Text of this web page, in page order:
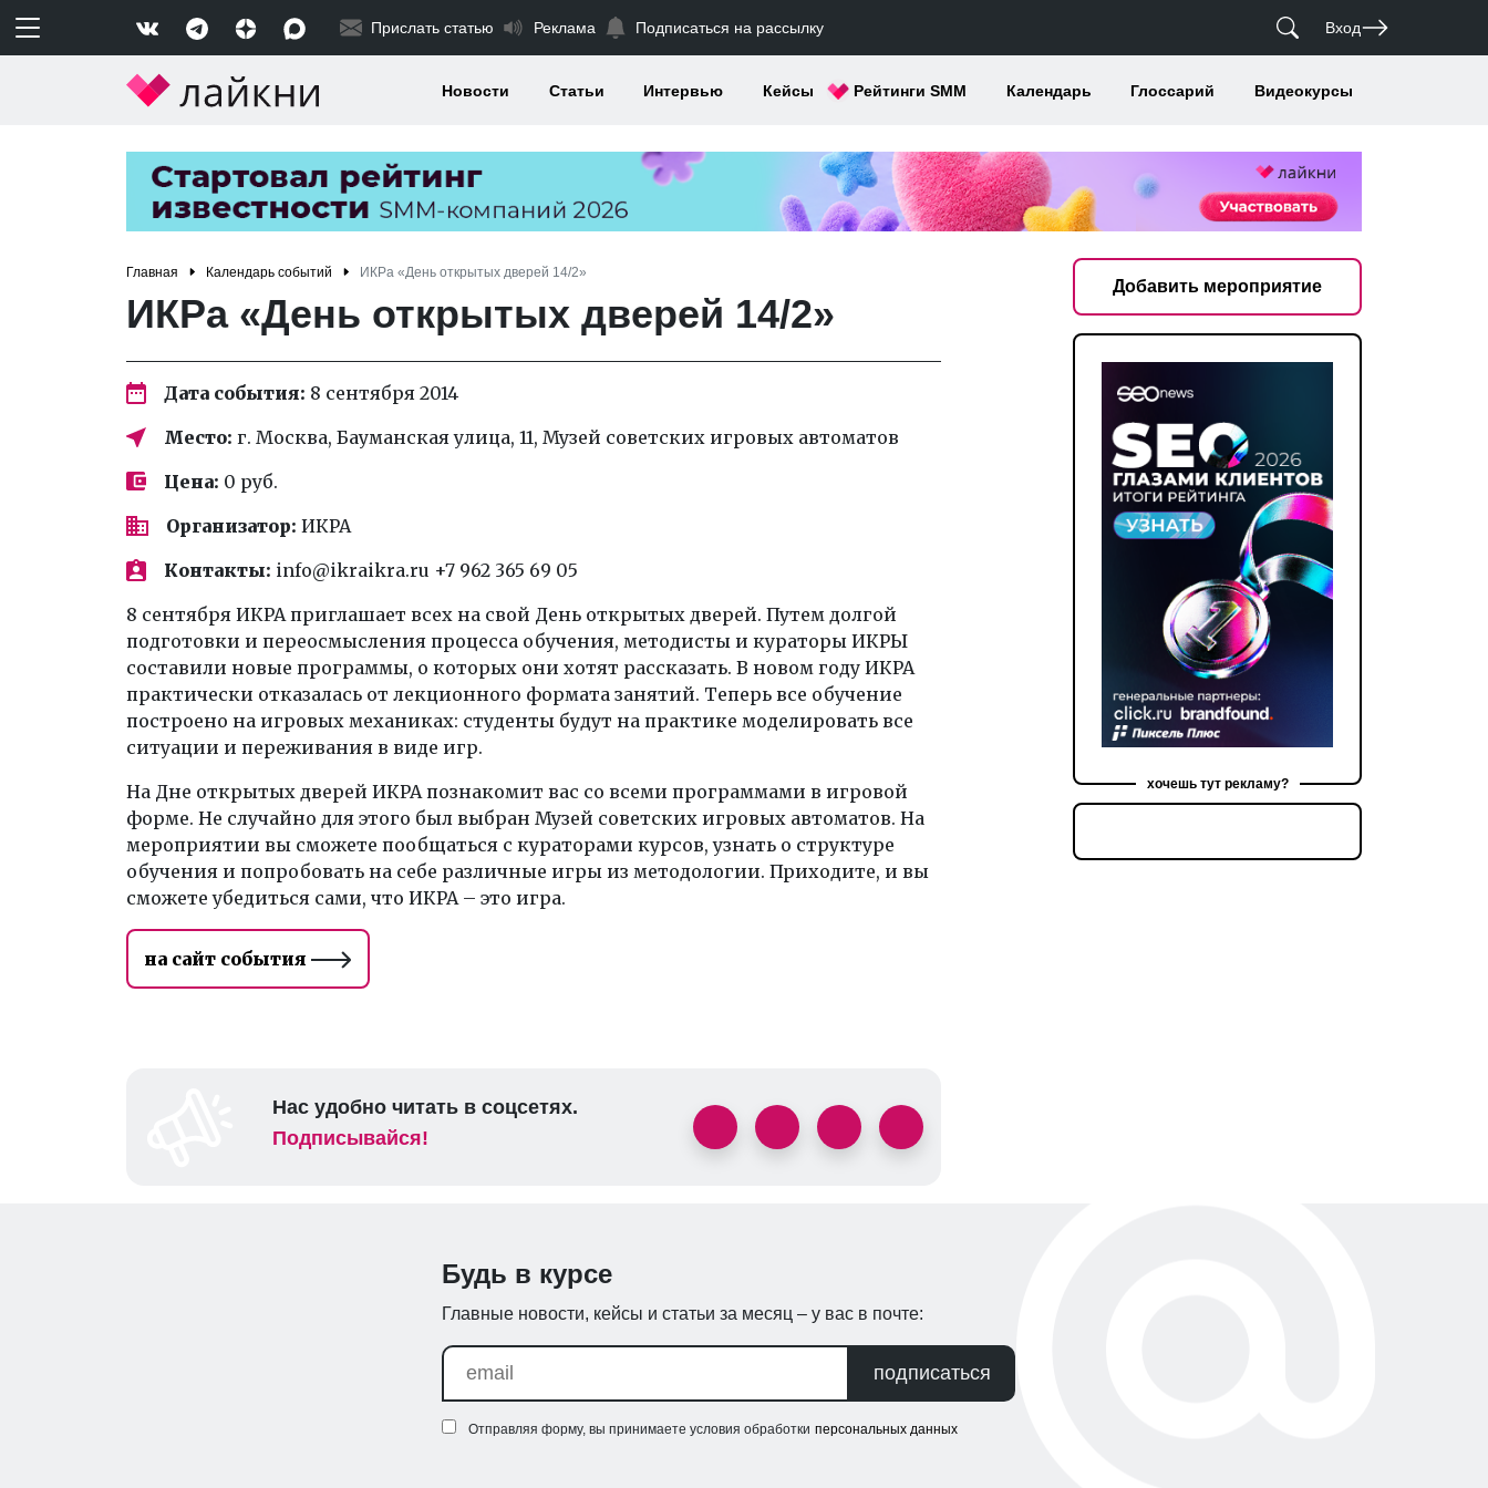
Прислать статью Реклама Подписаться на рассылку Вход
Новости Статьи Интервью Кейсы Рейтинги SMM Календарь Глоссарий Видеокурсы
Главная Календарь событий ИКРа «День открытых дверей 14/2»
ИКРа «День открытых дверей 14/2»
Дата события: 8 сентября 2014
Место: г. Москва, Бауманская улица, 11, Музей советских игровых автоматов
Цена: 0 руб.
Организатор: ИКРА
Контакты: info@ikraikra.ru +7 962 365 69 05
8 сентября ИКРА приглашает всех на свой День открытых дверей. Путем долгой
подготовки и переосмысления процесса обучения, методисты и кураторы ИКРЫ
составили новые программы, о которых они хотят рассказать. В новом году ИКРА
практически отказалась от лекционного формата занятий. Теперь все обучение
построено на игровых механиках: студенты будут на практике моделировать все
ситуации и переживания в виде игр.
На Дне открытых дверей ИКРА познакомит вас со всеми программами в игровой
форме. Не случайно для этого был выбран Музей советских игровых автоматов. На
мероприятии вы сможете пообщаться с кураторами курсов, узнать о структуре
обучения и попробовать на себе различные игры из методологии. Приходите, и вы
сможете убедиться сами, что ИКРА – это игра.
на сайт события
Нас удобно читать в соцсетях.
Подписывайся!
Добавить мероприятие
хочешь тут рекламу?
Будь в курсе
Главные новости, кейсы и статьи за месяц – у вас в почте:
подписаться
Отправляя форму, вы принимаете условия обработки персональных данных